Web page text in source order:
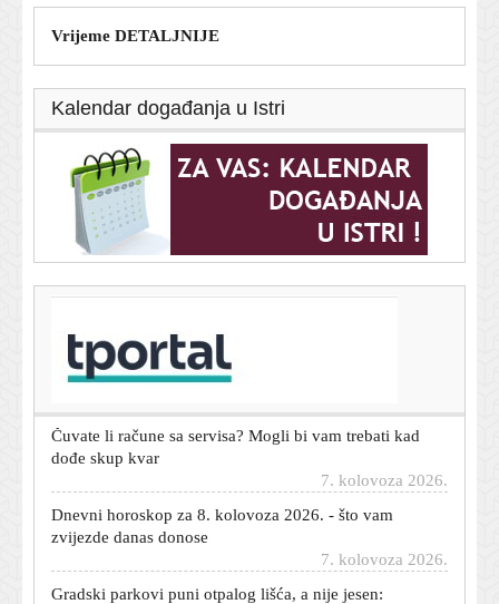
Vrijeme DETALJNIJE
Kalendar događanja u Istri
T-portal.hr
Našli ste lokvu ispod automobila? Jedna je najčešće
bezazlena, ostale mogu značiti ozbiljan kvar
dođe skup kvar
Dnevni horoskop za 8. kolovoza 2026. - što vam
zvijezde danas donose
Gradski parkovi puni otpalog lišća, a nije jesen:
Stručnjaci objašnjavaju što se događa